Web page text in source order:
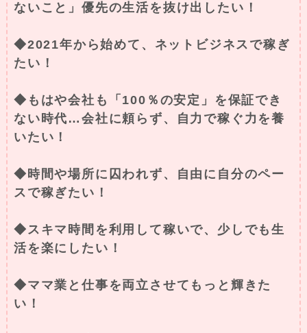
ないこと」優先の生活を抜け出したい！
◆2021年から始めて、ネットビジネスで稼ぎ
たい！
◆もはや会社も「100％の安定」を保証でき
ない時代…会社に頼らず、自力で稼ぐ力を養
いたい！
◆時間や場所に囚われず、自由に自分のペー
スで稼ぎたい！
◆スキマ時間を利用して稼いで、少しでも生
活を楽にしたい！
◆ママ業と仕事を両立させてもっと輝きた
い！